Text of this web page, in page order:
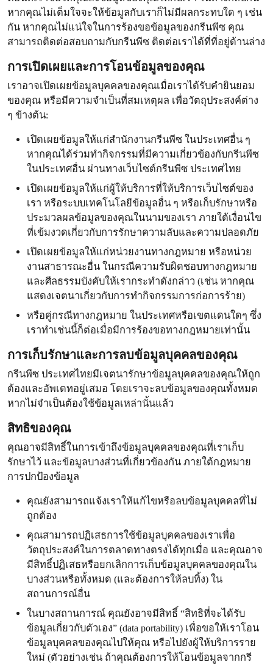
หากคุณไม่เต็มใจจะให้ข้อมูลกับเราก็ไม่มีผลกระทบใด ๆ เช่น
กัน หากคุณไม่แน่ใจในการร้องขอข้อมูลของกรีนพีซ คุณ
สามารถติดต่อสอบถามกับกรีนพีซ ติดต่อเราได้ที่ที่อยู่ด้านล่าง
การเปิดเผยและการโอนข้อมูลของคุณ
เราอาจเปิดเผยข้อมูลบุคคลของคุณเมื่อเราได้รับคำยินยอม
ของคุณ หรือมีความจำเป็นที่สมเหตุผล เพื่อวัตถุประสงค์ต่าง
ๆ ข้างต้น:
เปิดเผยข้อมูลให้แก่สำนักงานกรีนพีซ ในประเทศอื่น ๆ
หากคุณได้ร่วมทำกิจกรรมที่มีความเกี่ยวข้องกับกรีนพีซ
ในประเทศอื่น ผ่านทางเว็บไซต์กรีนพีซ ประเทศไทย
เปิดเผยข้อมูลให้แก่ผู้ให้บริการที่ให้บริการเว็บไซต์ของ
เรา หรือระบบเทคโนโลยีข้อมูลอื่น ๆ หรือเก็บรักษาหรือ
ประมวลผลข้อมูลของคุณในนามของเรา ภายใต้เงื่อนไข
ที่เข้มงวดเกี่ยวกับการรักษาความลับและความปลอดภัย
เปิดเผยข้อมูลให้แก่หน่วยงานทางกฎหมาย หรือหน่วย
งานสาธารณะอื่น ในกรณีความรับผิดชอบทางกฎหมาย
และศีลธรรมบังคับให้เรากระทำดังกล่าว (เช่น หากคุณ
แสดงเจตนาเกี่ยวกับการทำกิจกรรมการก่อการร้าย)
หรือคู่กรณีทางกฎหมาย ในประเทศหรือเขตแดนใดๆ ซึ่ง
เราทำเช่นนี้ก็ต่อเมื่อมีการร้องขอทางกฎหมายเท่านั้น
การเก็บรักษาและการลบข้อมูลบุคคลของคุณ
กรีนพีซ ประเทศไทยมีเจตนารักษาข้อมูลบุคคลของคุณให้ถูก
ต้องและอัพเดทอยู่เสมอ โดยเราจะลบข้อมูลของคุณทั้งหมด
หากไม่จำเป็นต้องใช้ข้อมูลเหล่านั้นแล้ว
สิทธิของคุณ
คุณอาจมีสิทธิ์ในการเข้าถึงข้อมูลบุคคลของคุณที่เราเก็บ
รักษาไว้ และข้อมูลบางส่วนที่เกี่ยวข้องกัน ภายใต้กฎหมาย
การปกป้องข้อมูล
คุณยังสามารถแจ้งเราให้แก้ไขหรือลบข้อมูลบุคคลที่ไม่
ถูกต้อง
คุณสามารถปฏิเสธการใช้ข้อมูลบุคคลของเราเพื่อ
วัตถุประสงค์ในการตลาดทางตรงได้ทุกเมื่อ และคุณอาจ
มีสิทธิ์ปฏิเสธหรือยกเลิกการเก็บข้อมูลบุคคลของคุณใน
บางส่วนหรือทั้งหมด (และต้องการให้ลบทิ้ง) ใน
สถานการณ์อื่น
ในบางสถานการณ์ คุณยังอาจมีสิทธิ์ “สิทธิที่จะได้รับ
ข้อมูลเกี่ยวกับตัวเอง” (data portability) เพื่อขอให้เราโอน
ข้อมูลบุคคลของคุณไปให้คุณ หรือไปยังผู้ให้บริการราย
ใหม่ (ตัวอย่างเช่น ถ้าคุณต้องการให้โอนข้อมูลจากกรี